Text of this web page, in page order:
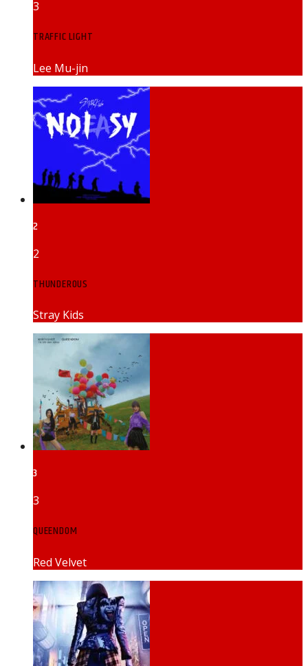
3
TRAFFIC LIGHT
Lee Mu-jin
2
2
THUNDEROUS
Stray Kids
3
3
QUEENDOM
Red Velvet